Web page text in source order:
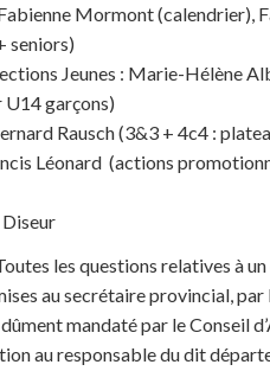
Mormont (calendrier),
seniors)
Jeunes : Marie-Hélène
U14 garçons)
Rausch (3&3 + 4c4 :
Léonard (actions
Diseur
les questions relatives à
au secrétaire provincial,
mandaté par le Conseil
au responsable du dit